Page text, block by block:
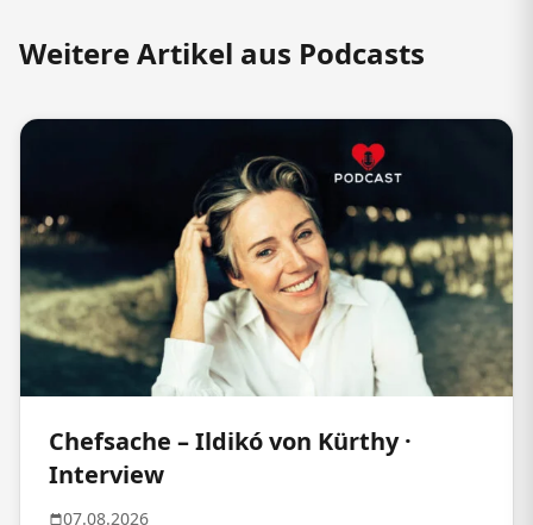
Weitere Artikel aus Podcasts
Chefsache – Ildikó von Kürthy ·
Interview
07.08.2026